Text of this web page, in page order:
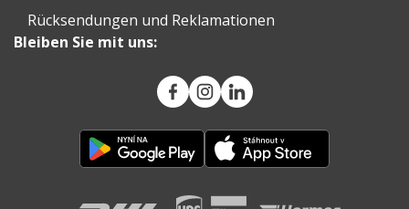
Rücksendungen und Reklamationen
Bleiben Sie mit uns: